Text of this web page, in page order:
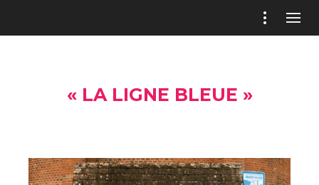
« LA LIGNE BLEUE »